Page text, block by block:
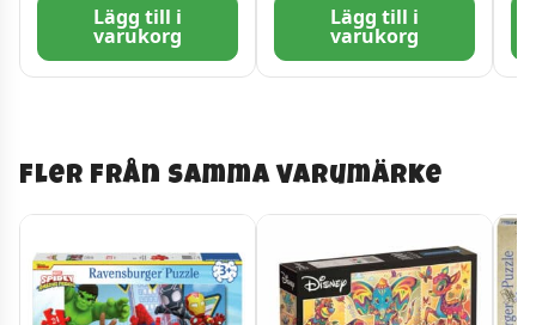
Lägg till i
varukorg
Lägg till i
varukorg
Fler från samma varumärke